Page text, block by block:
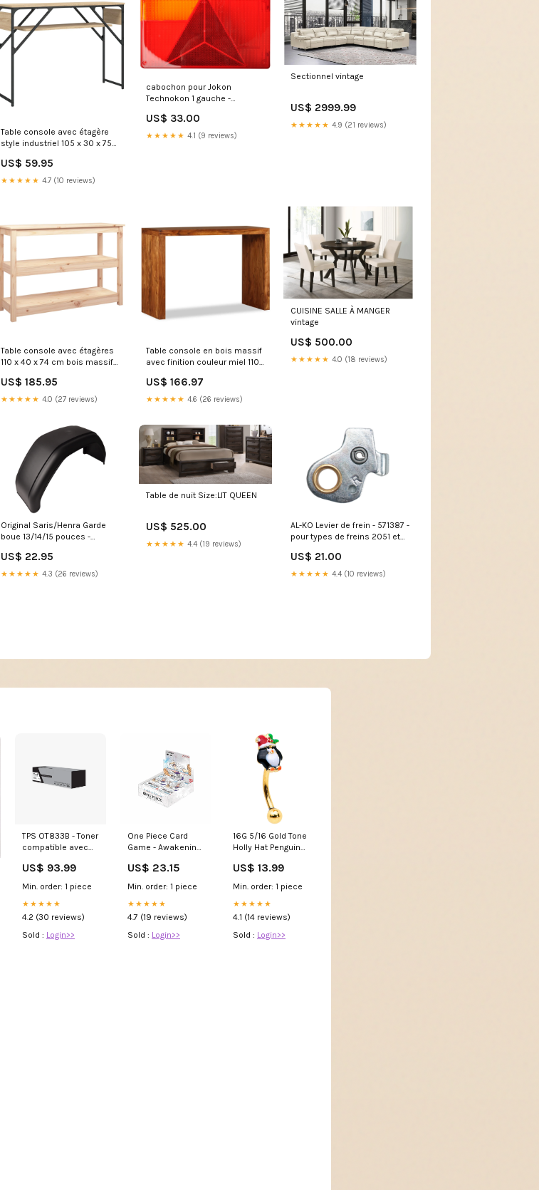
Table console avec étagère
style industriel 105 x 30 x 75
chêne et métal DEC031647
Moustiquaire de fenêtre
US$ 59.95
★★★★★ 4.7 (10 reviews)
cabochon pour Jokon
Technokon 1 gauche -
Depot Kenda
US$ 33.00
★★★★★ 4.1 (9 reviews)
Sectionnel vintage
US$ 2999.99
★★★★★ 4.9 (21 reviews)
Table console avec étagères
110 x 40 x 74 cm bois massif
Mangeoires à oiseaux
US$ 185.95
★★★★★ 4.0 (27 reviews)
Table console en bois massif
avec finition couleur miel 110
haute
US$ 166.97
★★★★★ 4.6 (26 reviews)
CUISINE SALLE À MANGER
vintage
US$ 500.00
★★★★★ 4.0 (18 reviews)
Original Saris/Henra Garde
boue 13/14/15 pouces -
circonférence 1235 mm
Bestseller
US$ 22.95
★★★★★ 4.3 (26 reviews)
Table de nuit Size:LIT QUEEN
US$ 525.00
★★★★★ 4.4 (19 reviews)
AL-KO Levier de frein - 571387 -
pour types de freins 2051 et
US$ 21.00
★★★★★ 4.4 (10 reviews)
TPS OT833B - Toner
compatible avec
IBM
US$ 93.99
Min. order: 1 piece
★★★★★
4.2 (30 reviews)
Sold : Login>>
One Piece Card
Game - Awakening
05
US$ 23.15
Min. order: 1 piece
★★★★★
4.7 (19 reviews)
Sold : Login>>
16G 5/16 Gold Tone
Holly Hat Penguin
Eyebrow Ring Men's
US$ 13.99
Min. order: 1 piece
★★★★★
4.1 (14 reviews)
Sold : Login>>